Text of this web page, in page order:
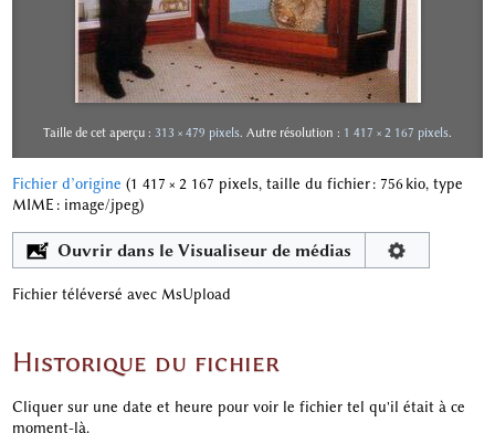
Taille de cet aperçu : 313 × 479 pixels. Autre résolution : 1 417 × 2 167 pixels.
Fichier d’origine (1 417 × 2 167 pixels, taille du fichier : 756 kio, type
MIME : image/jpeg)
Ouvrir dans le Visualiseur de médias
Fichier téléversé avec MsUpload
Historique du fichier
Cliquer sur une date et heure pour voir le fichier tel qu'il était à ce
moment-là.